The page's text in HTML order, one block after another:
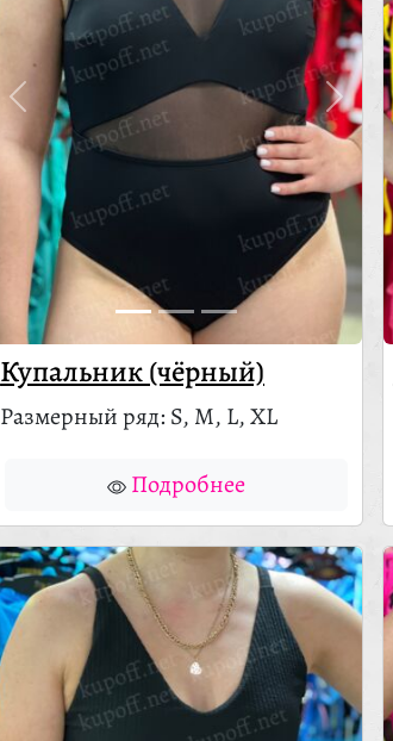
Купальник (чёрный)
Размерный ряд: S, M, L, XL
Подробнее